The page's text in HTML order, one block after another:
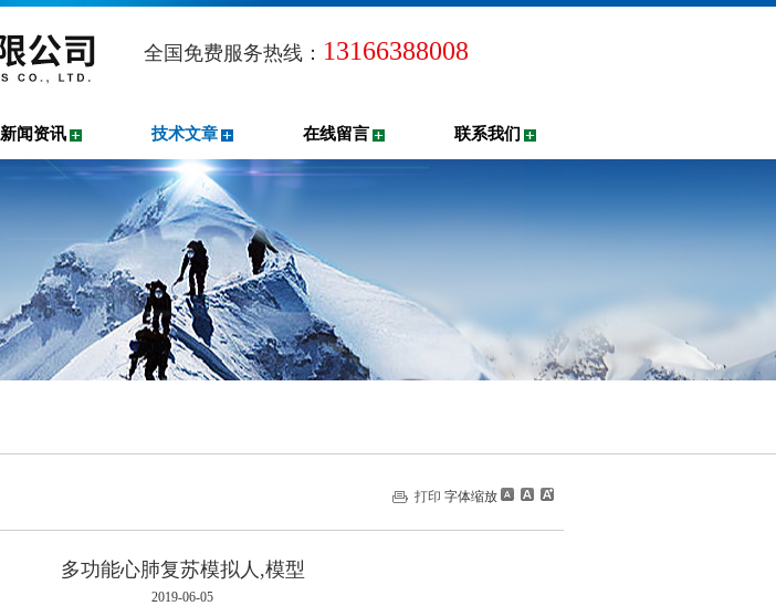
全国免费服务热线： 13166388008
新闻资讯 技术文章 在线留言 联系我们
打印 字体缩放
多功能心肺复苏模拟人,模型
2019-06-05